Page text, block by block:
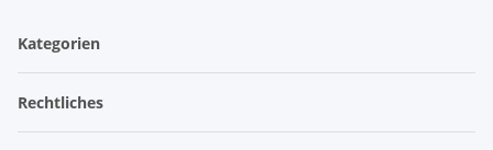
Kategorien
Rechtliches